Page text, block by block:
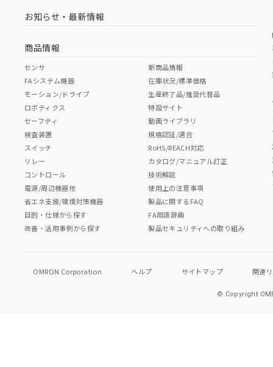
お知らせ・最新情報
商品情報
センサ
FAシステム機器
モーション/ドライブ
ロボティクス
セーフティ
検査装置
スイッチ
リレー
コントロール
電源/周辺機器他
省エネ支援/環境対策機器
目的・仕様から探す
改善・活用事例から探す
新商品情報
在庫状況/標準価格
生産終了品/推奨代替品
特設サイト
動画ライブラリ
規格認証/適合
RoHS/REACH対応
カタログ/マニュアル訂正
技術解説
使用上の注意事項
製品に関するFAQ
FA用語辞典
製品セキュリティへの取り組み
OMRON Corporation ヘルプ サイトマップ 関連
© Copyright